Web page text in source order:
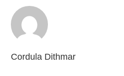
Cordula Dithmar